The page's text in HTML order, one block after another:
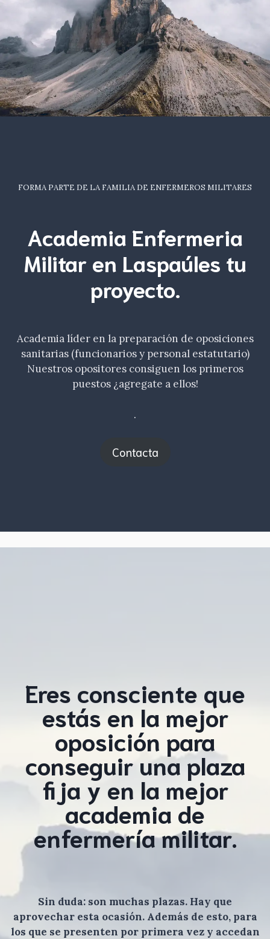
FORMA PARTE DE LA FAMILIA DE ENFERMEROS MILITARES
Academia Enfermeria
Militar en Laspaúles tu
proyecto.
Academia líder en la preparación de oposiciones
sanitarias (funcionarios y personal estatutario)
Nuestros opositores consiguen los primeros
puestos ¿agregate a ellos!
.
Contacta
Eres consciente que
estás en la mejor
oposición para
conseguir una plaza
fija y en la mejor
academia de
enfermería militar.
Sin duda: son muchas plazas. Hay que
aprovechar esta ocasión. Además de esto, para
los que se presenten por primera vez y accedan